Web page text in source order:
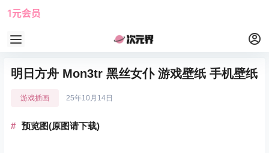
1元会员
明日方舟 Mon3tr 黑丝女仆 游戏壁纸 手机壁纸
游戏插画 25年10月14日
预览图(原图请下载)